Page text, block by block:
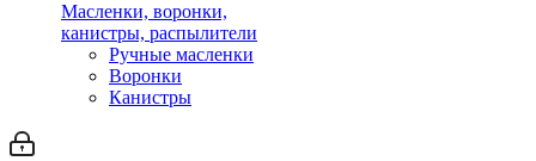
Масленки, воронки,
канистры, распылители
Ручные масленки
Воронки
Канистры